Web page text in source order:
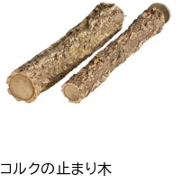
コルクの止まり木